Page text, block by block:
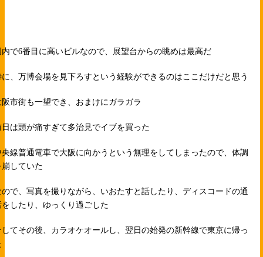
内で6番目に高いビルなので、展望台からの眺めは最高だ
に、万博会場を見下ろすという経験ができるのはここだけだと思う
阪市街も一望でき、おまけにガラガラ
日は頭が痛すぎて多治見でイブを買った
央線普通電車で大阪に向かうという無理をしてしまったので、体調
崩していた
ので、写真を撮りながら、いおたすと話したり、ディスコードの通
をしたり、ゆっくり過ごした
してその後、カラオケオールし、翌日の始発の新幹線で東京に帰っ